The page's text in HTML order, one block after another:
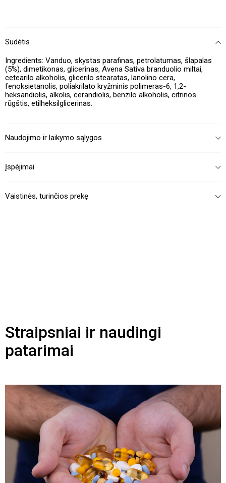
Sudėtis
Ingredients: Vanduo, skystas parafinas, petrolatumas, šlapalas
(5%), dimetikonas, glicerinas, Avena Sativa branduolio miltai,
cetearilo alkoholis, glicerilo stearatas, lanolino cera,
fenoksietanolis, poliakrilato kryžminis polimeras-6, 1,2-
heksandiolis, alkolis, cerandiolis, benzilo alkoholis, citrinos
rūgštis, etilheksilglicerinas.
Naudojimo ir laikymo sąlygos
Įspėjimai
Vaistinės, turinčios prekę
Straipsniai ir naudingi
patarimai